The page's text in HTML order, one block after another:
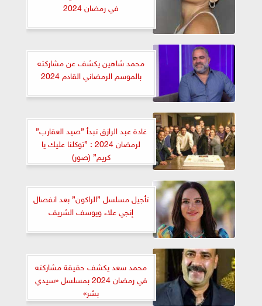
في رمضان 2024
محمد شاهين يكشف عن مشاركته
بالموسم الرمضاني القادم 2024
غادة عبد الرازق تبدأ ”صيد العقارب”
لرمضان 2024 : ”توكلنا عليك يا
كريم” (صور)
تأجيل مسلسل ”الراكون” بعد انفصال
إنجي علاء ويوسف الشريف
محمد سعد يكشف حقيقة مشاركته
في رمضان 2024 بمسلسل «سيدي
بشر»